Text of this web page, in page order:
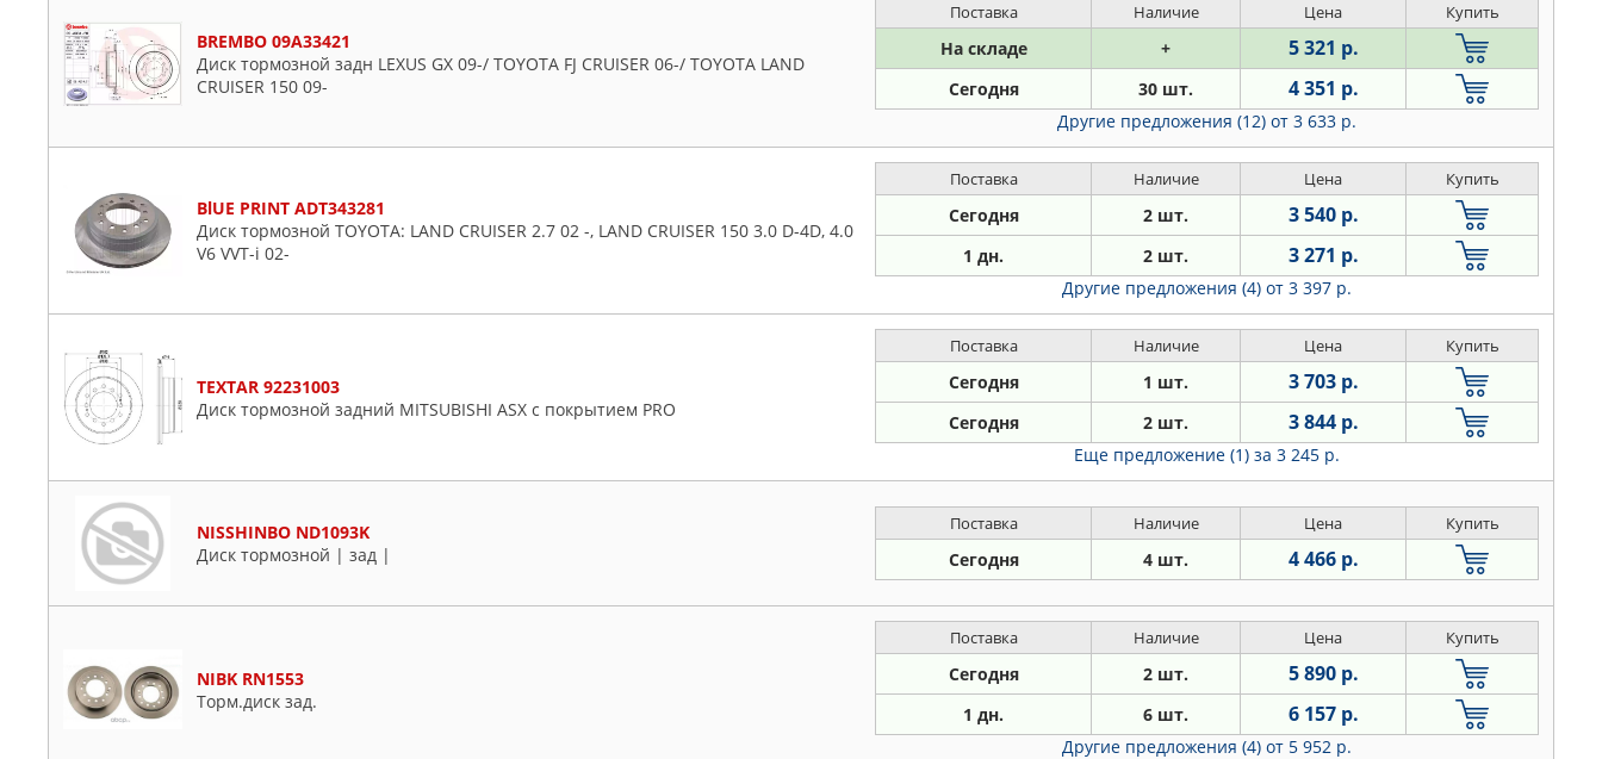
BREMBO 09A33421
Диск тормозной задн LEXUS GX 09-/ TOYOTA FJ CRUISER 06-/ TOYOTA LAND
CRUISER 150 09-
Поставка Наличие Цена Купить
На складе + 5 321 р.
Сегодня 30 шт. 4 351 р.
Другие предложения (12) от 3 633 р.
BlUE PRINT ADT343281
Диск тормозной TOYOTA: LAND CRUISER 2.7 02 -, LAND CRUISER 150 3.0 D-4D, 4.0
V6 VVT-i 02-
Поставка Наличие Цена Купить
Сегодня 2 шт. 3 540 р.
1 дн. 2 шт. 3 271 р.
Другие предложения (4) от 3 397 р.
TEXTAR 92231003
Диск тормозной задний MITSUBISHI ASX с покрытием PRO
Поставка Наличие Цена Купить
Сегодня 1 шт. 3 703 р.
Сегодня 2 шт. 3 844 р.
Еще предложение (1) за 3 245 р.
NISSHINBO ND1093K
Диск тормозной | зад |
Поставка Наличие Цена Купить
Сегодня 4 шт. 4 466 р.
NIBK RN1553
Торм.диск зад.
Поставка Наличие Цена Купить
Сегодня 2 шт. 5 890 р.
1 дн. 6 шт. 6 157 р.
Другие предложения (4) от 5 952 р.